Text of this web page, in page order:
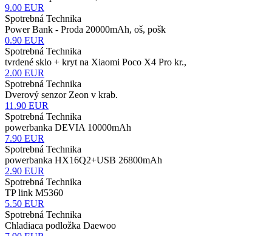
9.00 EUR
Spotrebná Technika
Power Bank - Proda 20000mAh, oš, pošk
0.90 EUR
Spotrebná Technika
tvrdené sklo + kryt na Xiaomi Poco X4 Pro kr.,
2.00 EUR
Spotrebná Technika
Dverový senzor Zeon v krab.
11.90 EUR
Spotrebná Technika
powerbanka DEVIA 10000mAh
7.90 EUR
Spotrebná Technika
powerbanka HX16Q2+USB 26800mAh
2.90 EUR
Spotrebná Technika
TP link M5360
5.50 EUR
Spotrebná Technika
Chladiaca podložka Daewoo